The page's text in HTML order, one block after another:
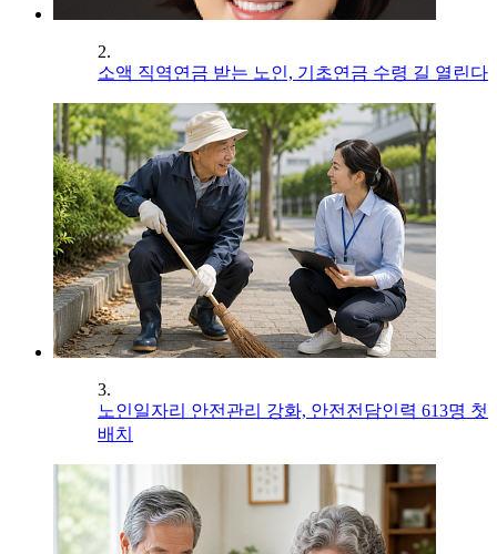
2.
소액 직역연금 받는 노인, 기초연금 수령 길 열린다
3.
노인일자리 안전관리 강화, 안전전담인력 613명 첫
배치